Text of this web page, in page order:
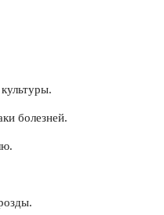
болезней.